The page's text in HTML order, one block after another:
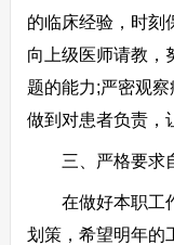
的临床经验，时刻
向上级医师请教，
题的能力;严密观
做到对患者负责，
三、严格要求自
在做好本职工作
划策，希望明年的